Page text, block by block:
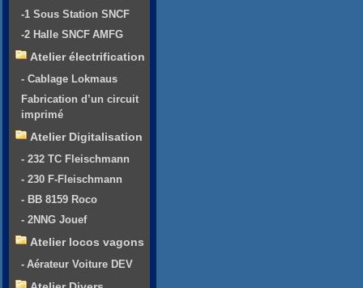
-1 Sous Station SNCF
-2 Halle SNCF AMFG
Atelier électrification
- Cablage Lokmaus
Fabrication d’un circuit
imprimé
Atelier Digitalisation
- 232 TC Fleischmann
- 230 F-Fleischmann
- BB 8159 Roco
- 2NNG Jouef
Atelier locos vagons
- Aérateur Voiture DEV